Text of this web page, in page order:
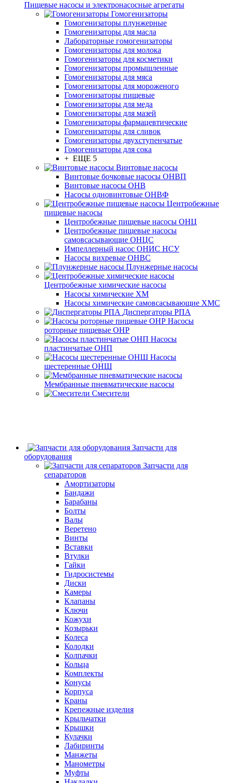
Пищевые насосы и электронасосные агрегаты
Гомогенизаторы
Гомогенизаторы плунжерные
Гомогенизаторы для масла
Лабораторные гомогенизаторы
Гомогенизаторы для молока
Гомогенизаторы для косметики
Гомогенизаторы промышленные
Гомогенизаторы для мяса
Гомогенизаторы для мороженого
Гомогенизаторы пищевые
Гомогенизаторы для меда
Гомогенизаторы для мазей
Гомогенизаторы фармацевтические
Гомогенизаторы для сливок
Гомогенизаторы двухступенчатые
Гомогенизаторы для сока
+ ЕЩЕ 5
Винтовые насосы
Винтовые бочковые насосы ОНВП
Винтовые насосы ОНВ
Насосы одновинтовые ОНВФ
Центробежные
пищевые насосы
Центробежные пищевые насосы ОНЦ
Центробежные пищевые насосы
самовсасывающие ОНЦС
Импеллерный насос ОНИС НСУ
Насосы вихревые ОНВС
Плунжерные насосы
Центробежные химические насосы
Насосы химические ХМ
Насосы химические самовсасывающие ХМС
Диспергаторы РПА
Насосы
роторные пищевые ОНР
Насосы
пластинчатые ОНП
Насосы
шестеренные ОНШ
Мембранные пневматические насосы
Смесители
Запчасти для
оборудования
Запчасти для
сепараторов
Амортизаторы
Бандажи
Барабаны
Болты
Валы
Веретено
Винты
Вставки
Втулки
Гайки
Гидросистемы
Диски
Камеры
Клапаны
Ключи
Кожухи
Козырьки
Колеса
Колодки
Колпачки
Кольца
Комплекты
Конусы
Корпуса
Краны
Крепежные изделия
Крыльчатки
Крышки
Кулачки
Лабиринты
Манжеты
Манометры
Муфты